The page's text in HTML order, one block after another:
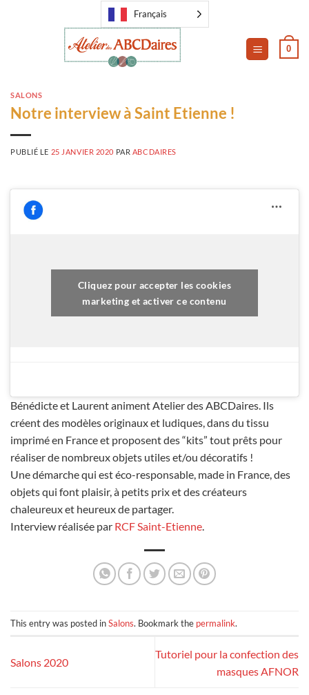
Français
0
SALONS
Notre interview à Saint Etienne !
PUBLIÉ LE 25 JANVIER 2020 PAR ABCDAIRES
Cliquez pour accepter les cookies
marketing et activer ce contenu
Bénédicte et Laurent animent Atelier des ABCDaires. Ils
créent des modèles originaux et ludiques, dans du tissu
imprimé en France et proposent des “kits” tout prêts pour
réaliser de nombreux objets utiles et/ou décoratifs !
Une démarche qui est éco-responsable, made in France, des
objets qui font plaisir, à petits prix et des créateurs
chaleureux et heureux de partager.
Interview réalisée par RCF Saint-Etienne.
This entry was posted inSalons. Bookmark the permalink.
Salons 2020
Tutoriel pour la confection des
masques AFNOR